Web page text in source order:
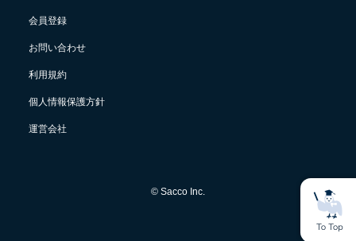
会員登録
お問い合わせ
利用規約
個人情報保護方針
運営会社
© Sacco Inc.